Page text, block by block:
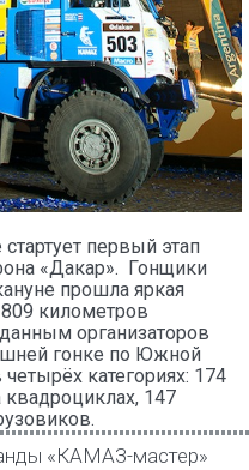
первый этап
«Дакар». Гонщики
прошла яркая
километров
организаторов
гонке по Южной
категориях: 174
147
«КАМАЗ-мастер»